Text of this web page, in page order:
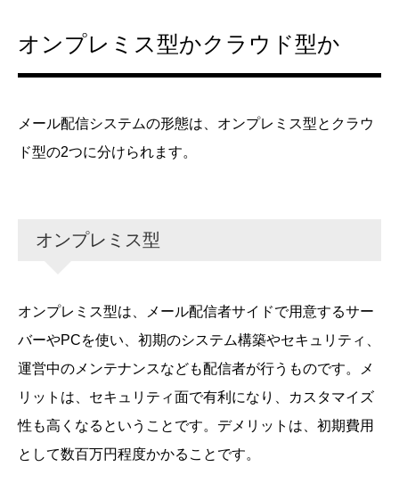
オンプレミス型かクラウド型か
メール配信システムの形態は、オンプレミス型とクラウ
ド型の2つに分けられます。
オンプレミス型
オンプレミス型は、メール配信者サイドで用意するサー
バーやPCを使い、初期のシステム構築やセキュリティ、
運営中のメンテナンスなども配信者が行うものです。メ
リットは、セキュリティ面で有利になり、カスタマイズ
性も高くなるということです。デメリットは、初期費用
として数百万円程度かかることです。